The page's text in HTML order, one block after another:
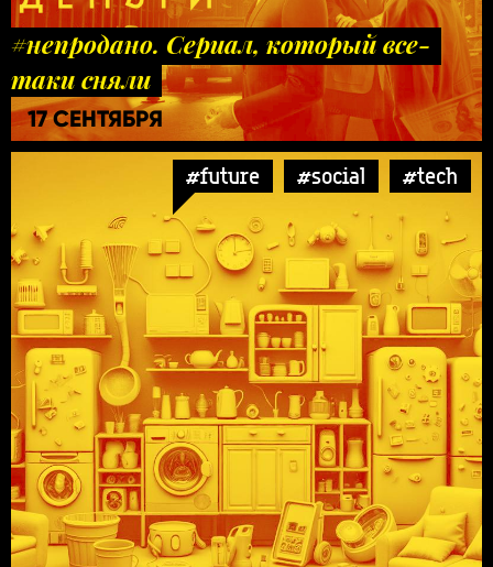
#непродано. Сериал, который все-
таки сняли
17 СЕНТЯБРЯ
#future #social #tech